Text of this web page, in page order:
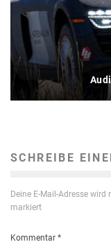
SCHREIBE
Deine E-Mail-Adresse wird
markiert
Kommentar *